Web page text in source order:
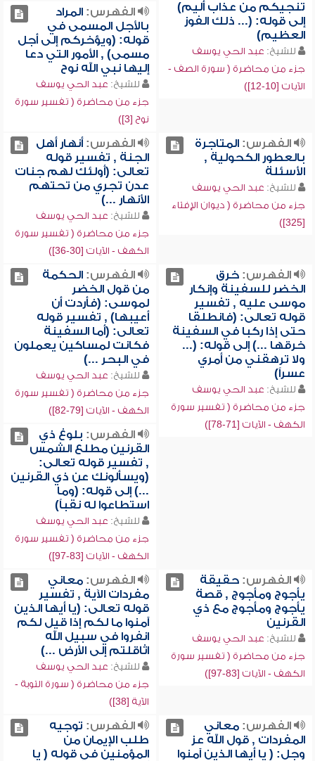
تنجيكم من عذاب أليم)
إلى قوله: (... ذلك الفوز
العظيم)
للشيخ: عبد الحي يوسف
جزء من محاضرة ( سورة الصف -
الآيات [10-12])
الفهرس:المراد
بالأجل المسمى في
قوله: (ويؤخركم إلى أجل
مسمى) , الأمور التي دعا
إليها نبي الله نوح
للشيخ: عبد الحي يوسف
جزء من محاضرة ( تفسير سورة
نوح [3])
الفهرس:المتاجرة
بالعطور الكحولية ,
الأسئلة
للشيخ: عبد الحي يوسف
جزء من محاضرة ( ديوان الإفتاء
[325])
الفهرس:أنهار أهل
الجنة , تفسير قوله
تعالى: (أولئك لهم جنات
عدن تجري من تحتهم
الأنهار ...)
للشيخ: عبد الحي يوسف
جزء من محاضرة ( تفسير سورة
الكهف - الآيات [30-36])
الفهرس:خرق
الخضر للسفينة وإنكار
موسى عليه , تفسير
قوله تعالى: (فانطلقا
حتى إذا ركبا في السفينة
خرقها ...) إلى قوله: (...
ولا ترهقني من أمري
عسراً)
للشيخ: عبد الحي يوسف
جزء من محاضرة ( تفسير سورة
الكهف - الآيات [71-78])
الفهرس:الحكمة
من قول الخضر
لموسى: (فأردت أن
أعيبها) , تفسير قوله
تعالى: (أما السفينة
فكانت لمساكين يعملون
في البحر ...)
للشيخ: عبد الحي يوسف
جزء من محاضرة ( تفسير سورة
الكهف - الآيات [79-82])
الفهرس: بلوغ ذي
القرنين مطلع الشمس
, تفسير قوله تعالى:
(ويسألونك عن ذي القرنين
...) إلى قوله: (وما
استطاعوا له نقباً)
للشيخ: عبد الحي يوسف
جزء من محاضرة ( تفسير سورة
الكهف - الآيات [83-97])
الفهرس:حقيقة
يأجوج ومأجوج , قصة
يأجوج ومأجوج مع ذي
القرنين
للشيخ: عبد الحي يوسف
جزء من محاضرة ( تفسير سورة
الكهف - الآيات [83-97])
الفهرس:معاني
مفردات الآية , تفسير
قوله تعالى: (يا أيها الذين
آمنوا ما لكم إذا قيل لكم
انفروا في سبيل الله
اثاقلتم إلى الأرض ...)
للشيخ: عبد الحي يوسف
جزء من محاضرة ( سورة التوبة -
الآية [38])
الفهرس:معاني
المفردات , قول الله عز
وجل: ( يا أيها الذين آمنوا
الفهرس: توجيه
طلب الإيمان من
المؤمنين في قوله ( يا